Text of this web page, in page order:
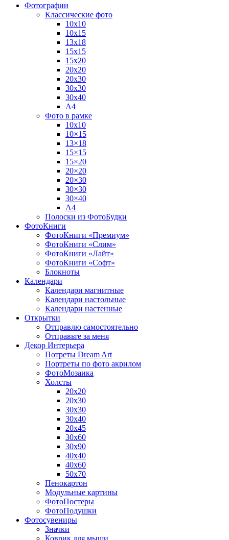
Фотографии
Классические фото
10х10
10х15
13х18
15х15
15х20
20х20
20х30
30х30
30х40
А4
Фото в рамке
10х10
10×15
13×18
15×15
15×20
20×20
20×30
30×30
30×40
A4
Полоски из ФотоБудки
ФотоКниги
ФотоКниги «Премиум»
ФотоКниги «Слим»
ФотоКниги «Лайт»
ФотоКниги «Софт»
Блокноты
Календари
Календари магнитные
Календари настольные
Календари настенные
Открытки
Отправлю самостоятельно
Отправьте за меня
Декор Интерьера
Потреты Dream Art
Портреты по фото акрилом
ФотоМозаика
Холсты
20х20
20х30
30х30
30х40
20х45
30х60
30х90
40х40
40х60
50х70
Пенокартон
Модульные картины
ФотоПостеры
ФотоПодушки
Фотоcувениры
Значки
Коврик для мыши